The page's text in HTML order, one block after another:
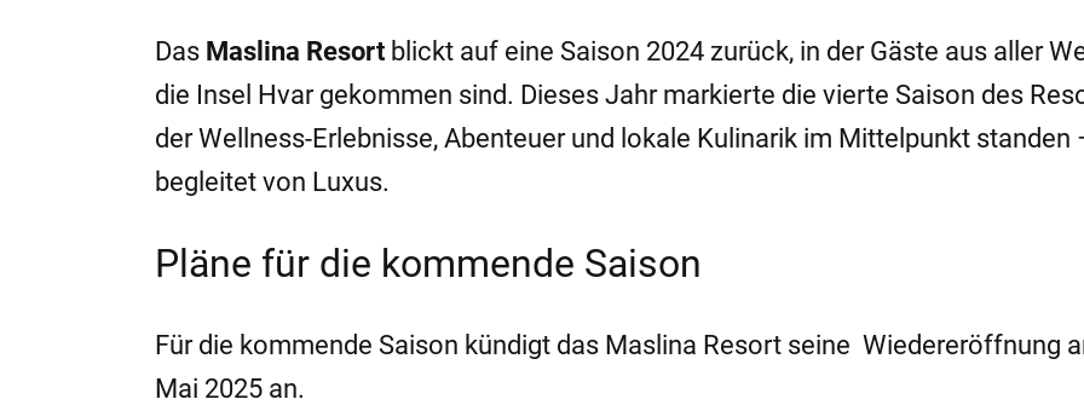
Das Maslina Resort blickt auf eine Saison 2024 zurück, in der Gäste aus aller
die Insel Hvar gekommen sind. Dieses Jahr markierte die vierte Saison des
der Wellness-Erlebnisse, Abenteuer und lokale Kulinarik im Mittelpunkt standen
begleitet von Luxus.
Pläne für die kommende Saison
Für die kommende Saison kündigt das Maslina Resort seine Wiedereröffnung
Mai 2025 an.